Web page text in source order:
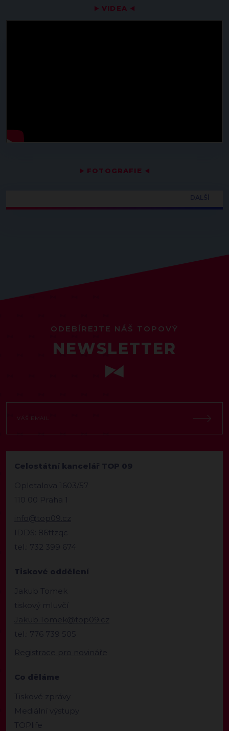
▶ VIDEA ◀
▶ FOTOGRAFIE ◀
ODEBÍREJTE NÁŠ TOPOVÝ
NEWSLETTER
Celostátní kancelář TOP 09
Opletalova 1603/57
110 00 Praha 1
info@top09.cz
IDDS: 86ttzqc
tel.: 732 399 674
Tiskové oddělení
Jakub Tomek
tiskový mluvčí
Jakub.Tomek@top09.cz
tel.: 776 739 505
Registrace pro novináře
Co děláme
Tiskové zprávy
Mediální výstupy
TOPlife